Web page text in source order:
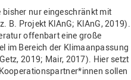
nur eingeschränkt mit
B. Projekt KlAnG; KlAnG, 2019).
offenbart eine große
im Bereich der Klimaanpassung
2019; Mair, 2017). Hier
sollen